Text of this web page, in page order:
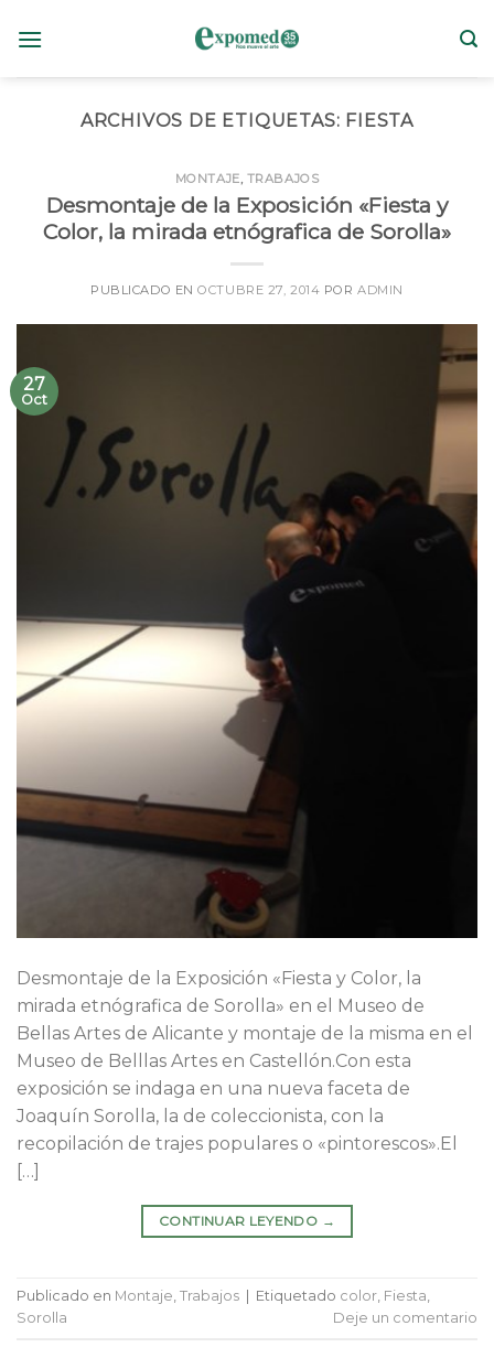
ARCHIVOS DE ETIQUETAS: FIESTA
MONTAJE, TRABAJOS
Desmontaje de la Exposición «Fiesta y
Color, la mirada etnógrafica de Sorolla»
PUBLICADO ENOCTUBRE 27, 2014 PORADMIN
27
Oct
Desmontaje de la Exposición «Fiesta y Color, la
mirada etnógrafica de Sorolla» en el Museo de
Bellas Artes de Alicante y montaje de la misma en el
Museo de Belllas Artes en Castellón.Con esta
exposición se indaga en una nueva faceta de
Joaquín Sorolla, la de coleccionista, con la
recopilación de trajes populares o «pintorescos».El
[…]
CONTINUAR LEYENDO →
Publicado en Montaje, Trabajos Etiquetado color, Fiesta,
Sorolla
Deje un comentario